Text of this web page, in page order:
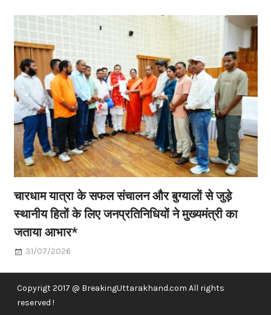
चारधाम यात्रा के सफल संचालन और बुग्यालों से जुड़े
स्थानीय हितों के लिए जनप्रतिनिधियों ने मुख्यमंत्री का
जताया आभार*
31/07/2026
Copyrigt 2017 @ BreakingUttarakhand.com All rights
reserved !